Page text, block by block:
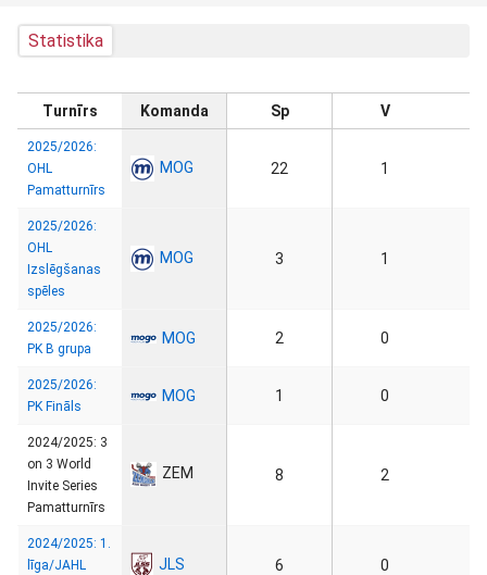
Statistika
Turnīrs Komanda Sp V
2025/2026:
OHL
Pamatturnīrs
MOG 22 1
2025/2026:
OHL
Izslēgšanas
spēles
MOG 3 1
2025/2026:
PK B grupa
MOG 2 0
2025/2026:
PK Fināls
MOG 1 0
2024/2025: 3
on 3 World
Invite Series
Pamatturnīrs
ZEM 8 2
2024/2025: 1.
līga/JAHL
JLS 6 0